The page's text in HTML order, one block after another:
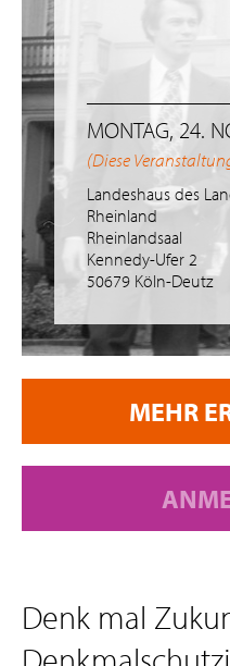
MONTAG, 24.
(Diese
Landeshaus des
Rheinland
Rheinlandsaal
Kennedy-Ufer 2
50679 Köln-Deutz
MEHR
Denk mal